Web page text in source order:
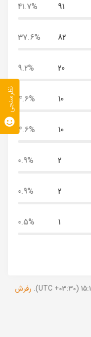
91
41.7%
82
37.6%
20
9.2%
10
4.6%
10
4.6%
2
0.9%
2
0.9%
1
0.5%
رفرش
نظرسنجی